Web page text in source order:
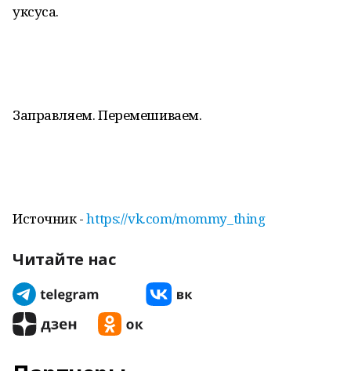
уксуса.
Заправляем. Перемешиваем.
Источник -https://vk.com/mommy_thing
Читайте нас